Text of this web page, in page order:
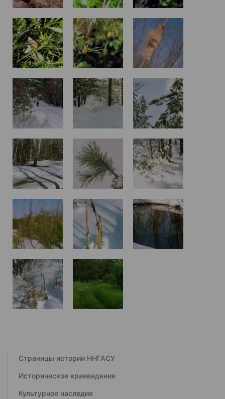
Страницы истории ННГАСУ
Историческое краеведение
Культурное наследие